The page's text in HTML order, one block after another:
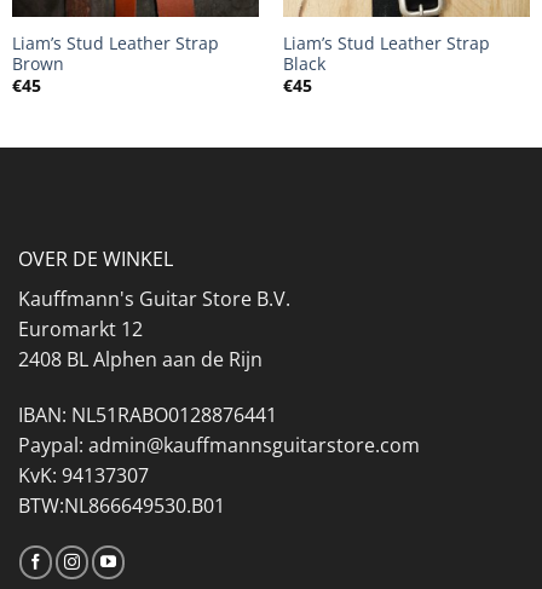
Liam’s Stud Leather Strap
Brown
€45
Liam’s Stud Leather Strap
Black
€45
OVER DE WINKEL
Kauffmann's Guitar Store B.V.
Euromarkt 12
2408 BL Alphen aan de Rijn
IBAN: NL51RABO0128876441
Paypal: admin@kauffmannsguitarstore.com
KvK: 94137307
BTW:NL866649530.B01